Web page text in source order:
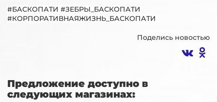
#БАСКОПАТИ #ЗЕБРЫ_БАСКОПАТИ
#КОРПОРАТИВНАЯЖИЗНЬ_БАСКОПАТИ
Поделись новостью
Предложение доступно в
следующих магазинах: